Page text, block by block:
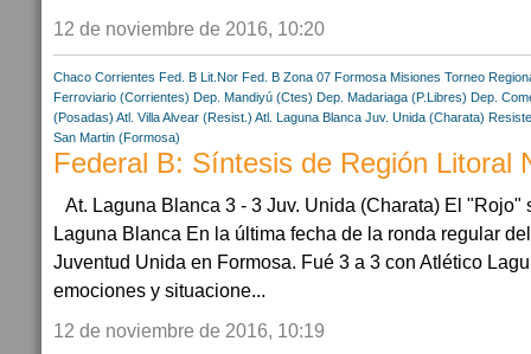
12 de noviembre de 2016, 10:20
Chaco Corrientes Fed. B Lit.Nor Fed. B Zona 07 Formosa Misiones Torneo
Ferroviario (Corrientes) Dep. Mandiyú (Ctes) Dep. Madariaga (P.Libres) Dep.
(Posadas) Atl. Villa Alvear (Resist.) Atl. Laguna Blanca Juv. Unida (Charata)
San Martin (Formosa)
Federal B: Síntesis de Región Litoral
At. Laguna Blanca 3 - 3 Juv. Unida (Charata) El "Rojo"
Laguna Blanca En la última fecha de la ronda regular
Juventud Unida en Formosa. Fué 3 a 3 con Atlético
emociones y situacione...
12 de noviembre de 2016, 10:19